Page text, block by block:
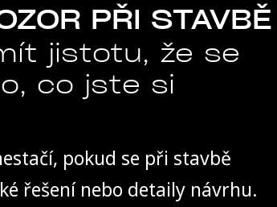
PŘI STAVBĚ
jistotu, že se
co jste si
pokud se při stavbě
řešení nebo detaily návrhu.